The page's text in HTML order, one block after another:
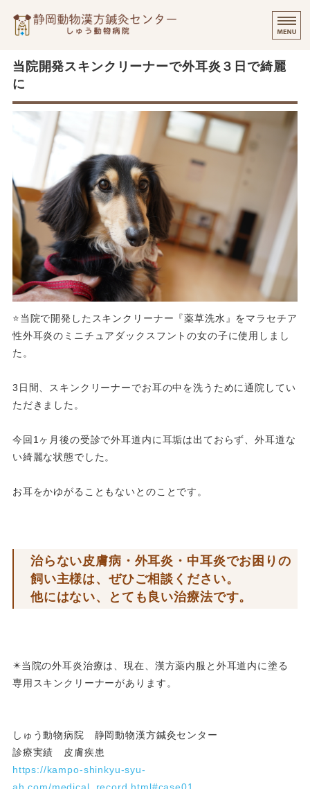
ご挨拶
診察について
個別出張診療について
オンラインでのご相談
当院開発スキンクリーナーで外耳炎３日で綺麗
に
⭐️当院で開発したスキンクリーナー『薬草洗水』をマラセチア
性外耳炎のミニチュアダックスフントの女の子に使用しまし
た。
3日間、スキンクリーナーでお耳の中を洗うために通院してい
ただきました。
今回1ヶ月後の受診で外耳道内に耳垢は出ておらず、外耳道な
い綺麗な状態でした。
お耳をかゆがることもないとのことです。
治らない皮膚病・外耳炎・中耳炎でお困りの
飼い主様は、ぜひご相談ください。
他にはない、とても良い治療法です。
✴️当院の外耳炎治療は、現在、漢方薬内服と外耳道内に塗る
専用スキンクリーナーがあります。
しゅう動物病院 静岡動物漢方鍼灸センター
診療実績 皮膚疾患
https://kampo-shinkyu-syu-